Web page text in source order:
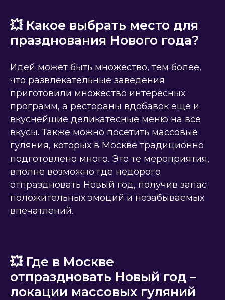
💥 Какое выбрать место для
празднования Нового года?
Идей может быть множество, тем более,
что развлекательные заведения
приготовили множество интересных
программ, а рестораны вдобавок еще и
вкуснейшие деликатесные меню на все
вкусы. Также можно посетить массовые
гуляния, которых в Москве традиционно
подготовлено много. Это те мероприятия,
вполне возможно где недорого
отпраздновать Новый год, получив запас
положительных эмоций и незабываемых
впечатлений.
💥 Где в Москве
отпраздновать Новый год –
локации массовых гуляний